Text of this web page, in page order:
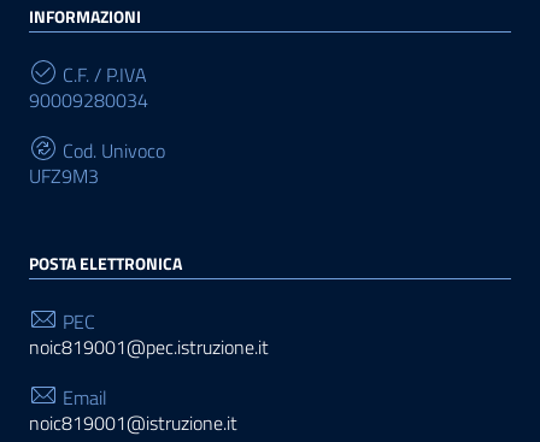
INFORMAZIONI
C.F. / P.IVA
90009280034
Cod. Univoco
UFZ9M3
POSTA ELETTRONICA
PEC
noic819001@pec.istruzione.it
Email
noic819001@istruzione.it